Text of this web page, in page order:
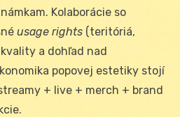
Kolaborácie so
usage rights (teritóriá,
a dohľad nad
popovej estetiky stojí
+ live + merch + brand